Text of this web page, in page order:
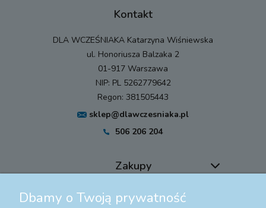
Kontakt
DLA WCZEŚNIAKA Katarzyna Wiśniewska
ul. Honoriusza Balzaka 2
01-917 Warszawa
NIP: PL 5262779642
Regon: 381505443
sklep@dlawczesniaka.pl
506 206 204
Zakupy
Pomoc
Dbamy o Twoją prywatność